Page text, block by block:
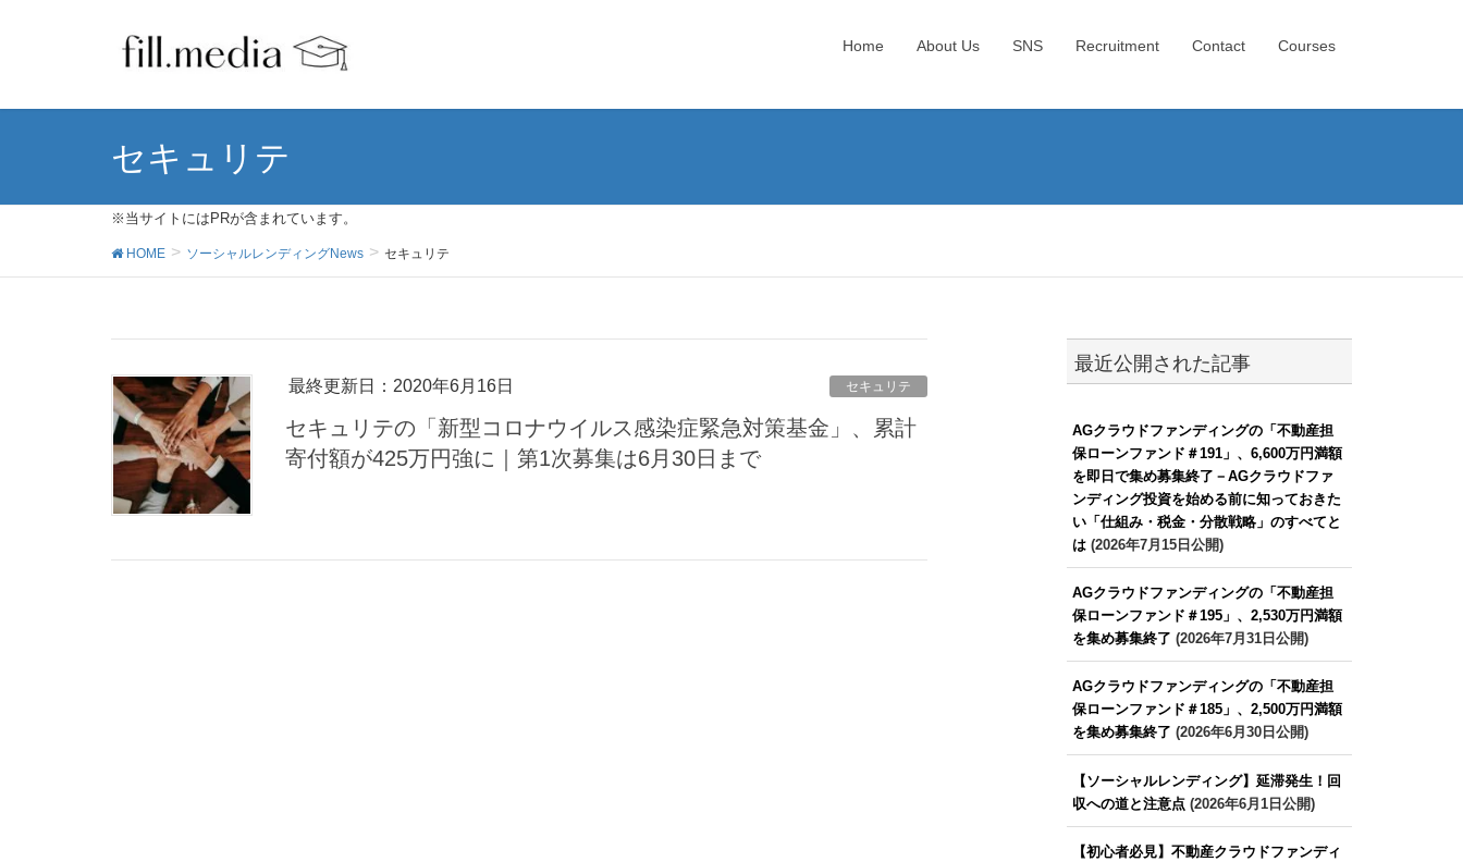
Home About Us SNS Recruitment Contact Courses
セキュリテ
※当サイトにはPRが含まれています。
HOME ソーシャルレンディングNews セキュリテ
最終更新日：2020年6月16日 セキュリテ
セキュリテの「新型コロナウイルス感染症緊急対策基金」、累計
寄付額が425万円強に｜第1次募集は6月30日まで
最近公開された記事
AGクラウドファンディングの「不動産担
保ローンファンド＃191」、6,600万円満額
を即日で集め募集終了－AGクラウドファ
ンディング投資を始める前に知っておきた
い「仕組み・税金・分散戦略」のすべてと
は(2026年7月15日公開)
AGクラウドファンディングの「不動産担
保ローンファンド＃195」、2,530万円満額
を集め募集終了 (2026年7月31日公開)
AGクラウドファンディングの「不動産担
保ローンファンド＃185」、2,500万円満額
を集め募集終了 (2026年6月30日公開)
【ソーシャルレンディング】延滞発生！回
収への道と注意点(2026年6月1日公開)
【初心者必見】不動産クラウドファンディ